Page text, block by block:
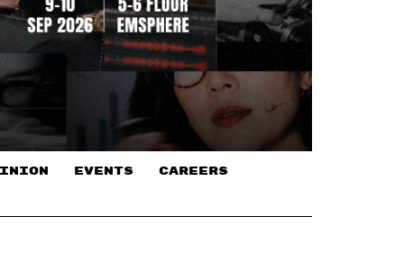
EVENTS CAREERS